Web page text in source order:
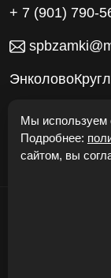
+ 7 (901) 790-
Мы используем
Подробнее:
сайтом, вы